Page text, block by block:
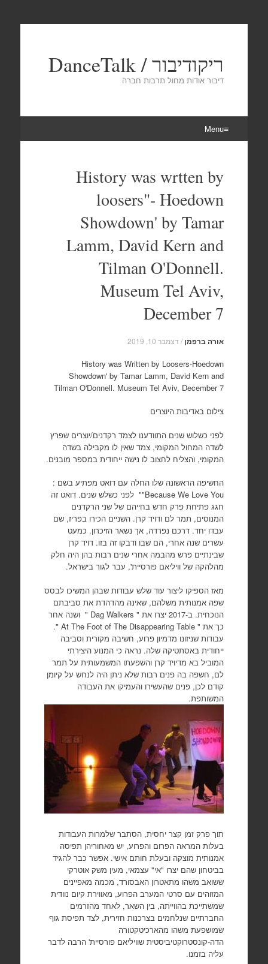
ריקודיבור / DanceTalk
דיבור אודות מחול תרבות חברה
Menu
content
History was wrtten by
loosers"- Hoedown
Showdown' by Tamar
Lamm, David Kern and
Tilman O'Donnell.
Museum Tel Aviv,
December 7
אורה ברפמן /דצמבר 10, 2019
History was Written by Loosers-Hoedown
Showdown' by Tamar Lamm, David Kern and
Tilman O'Donnell. Museum Tel Aviv, December 7
צילום באדיבות היוצרים
לפני כשלוש שנים התוודענו לצמד רקדנים/יוצרים שפרץ
לשדה המחול המקומי, צמד שאין לו מקבילה בשדה
המקומי, והצליח לחצוב לו נישה ייחודית במספר מובנים.
החשיפה הראשונה שלו החלה עם דואט מפתיע בשם :
Because We Love You"" לפני כשלש שנים. דואט זה
חגג פתיחת פרק חדש בחייהם של שני הרקדנים
המנוסים, תמר לם ודויד קרן. השניים הכירו בפריז, שם
עבדו יחד. דרכם נפרדה, אך נשאר הזיכרון. כמעט
עשרים שנה אחרי, הם שבו ודבקו זה בזו. דויד קרן
שבינתיים פרש מהבמה אחרי שנים רבות בהן היה חלק
מהלהקה של וויליאם פורסיית', עבר לגור בישראל.
מאז הספיקו ליצור עוד שלש עבודות שבהן המשיכו לבסס
שפה אמנותית משלהם, שאינה מהדהדת את סביבתם
הנוכחית. ב-2017 יצרו את " Dag Walkers " ושנה אחר
כך את " At The Foot of The Disappearing Table ".
עבודות שניזונו מדמיון פרוע, חשיבה מקורית וסביבה
ייחודית באסתטיקה שלה. נראה כי המנוע היצירתי
המוביל בא מדיויד קרן והשפעתו המשמעותית על תמר
לם, חשפה בה פנים רבות שלא ניתן היה לנחש על קיומן
קודם לכן, פנים שהעשירו והעמיקו את העבודה
המשותפת.
תוך פרק זמן קצר יחסית, הסתבר שלמרות העבודות
בעלות המראה הפרום והפרוע, יש מאחוריהן תפיסה
אמנותית מוצקה ובעלת חותם אישי. אפשר כבר להגיד
בביטחון שהם יצרו "אי" עצמאי, מעין משק אוטרקי
ששואב משהו מתאטרון האבסורד, מכמה מאפיינים
המזוהים עם סרטי המערב הפרוע, מאווירת קיום נוודית
שמשתייכת בהווייתה, בין השאר, לאחד מהזרמים
החברתיים שנלחמים בצרכנות חזירית, לצד תפיסת גוף
שמושפעת משהו מהארכיטקטורה
הדה-קונסטרוקטיביסטית שוויליאם פורסיית' הרבה לדבר
עליה בזמנו.